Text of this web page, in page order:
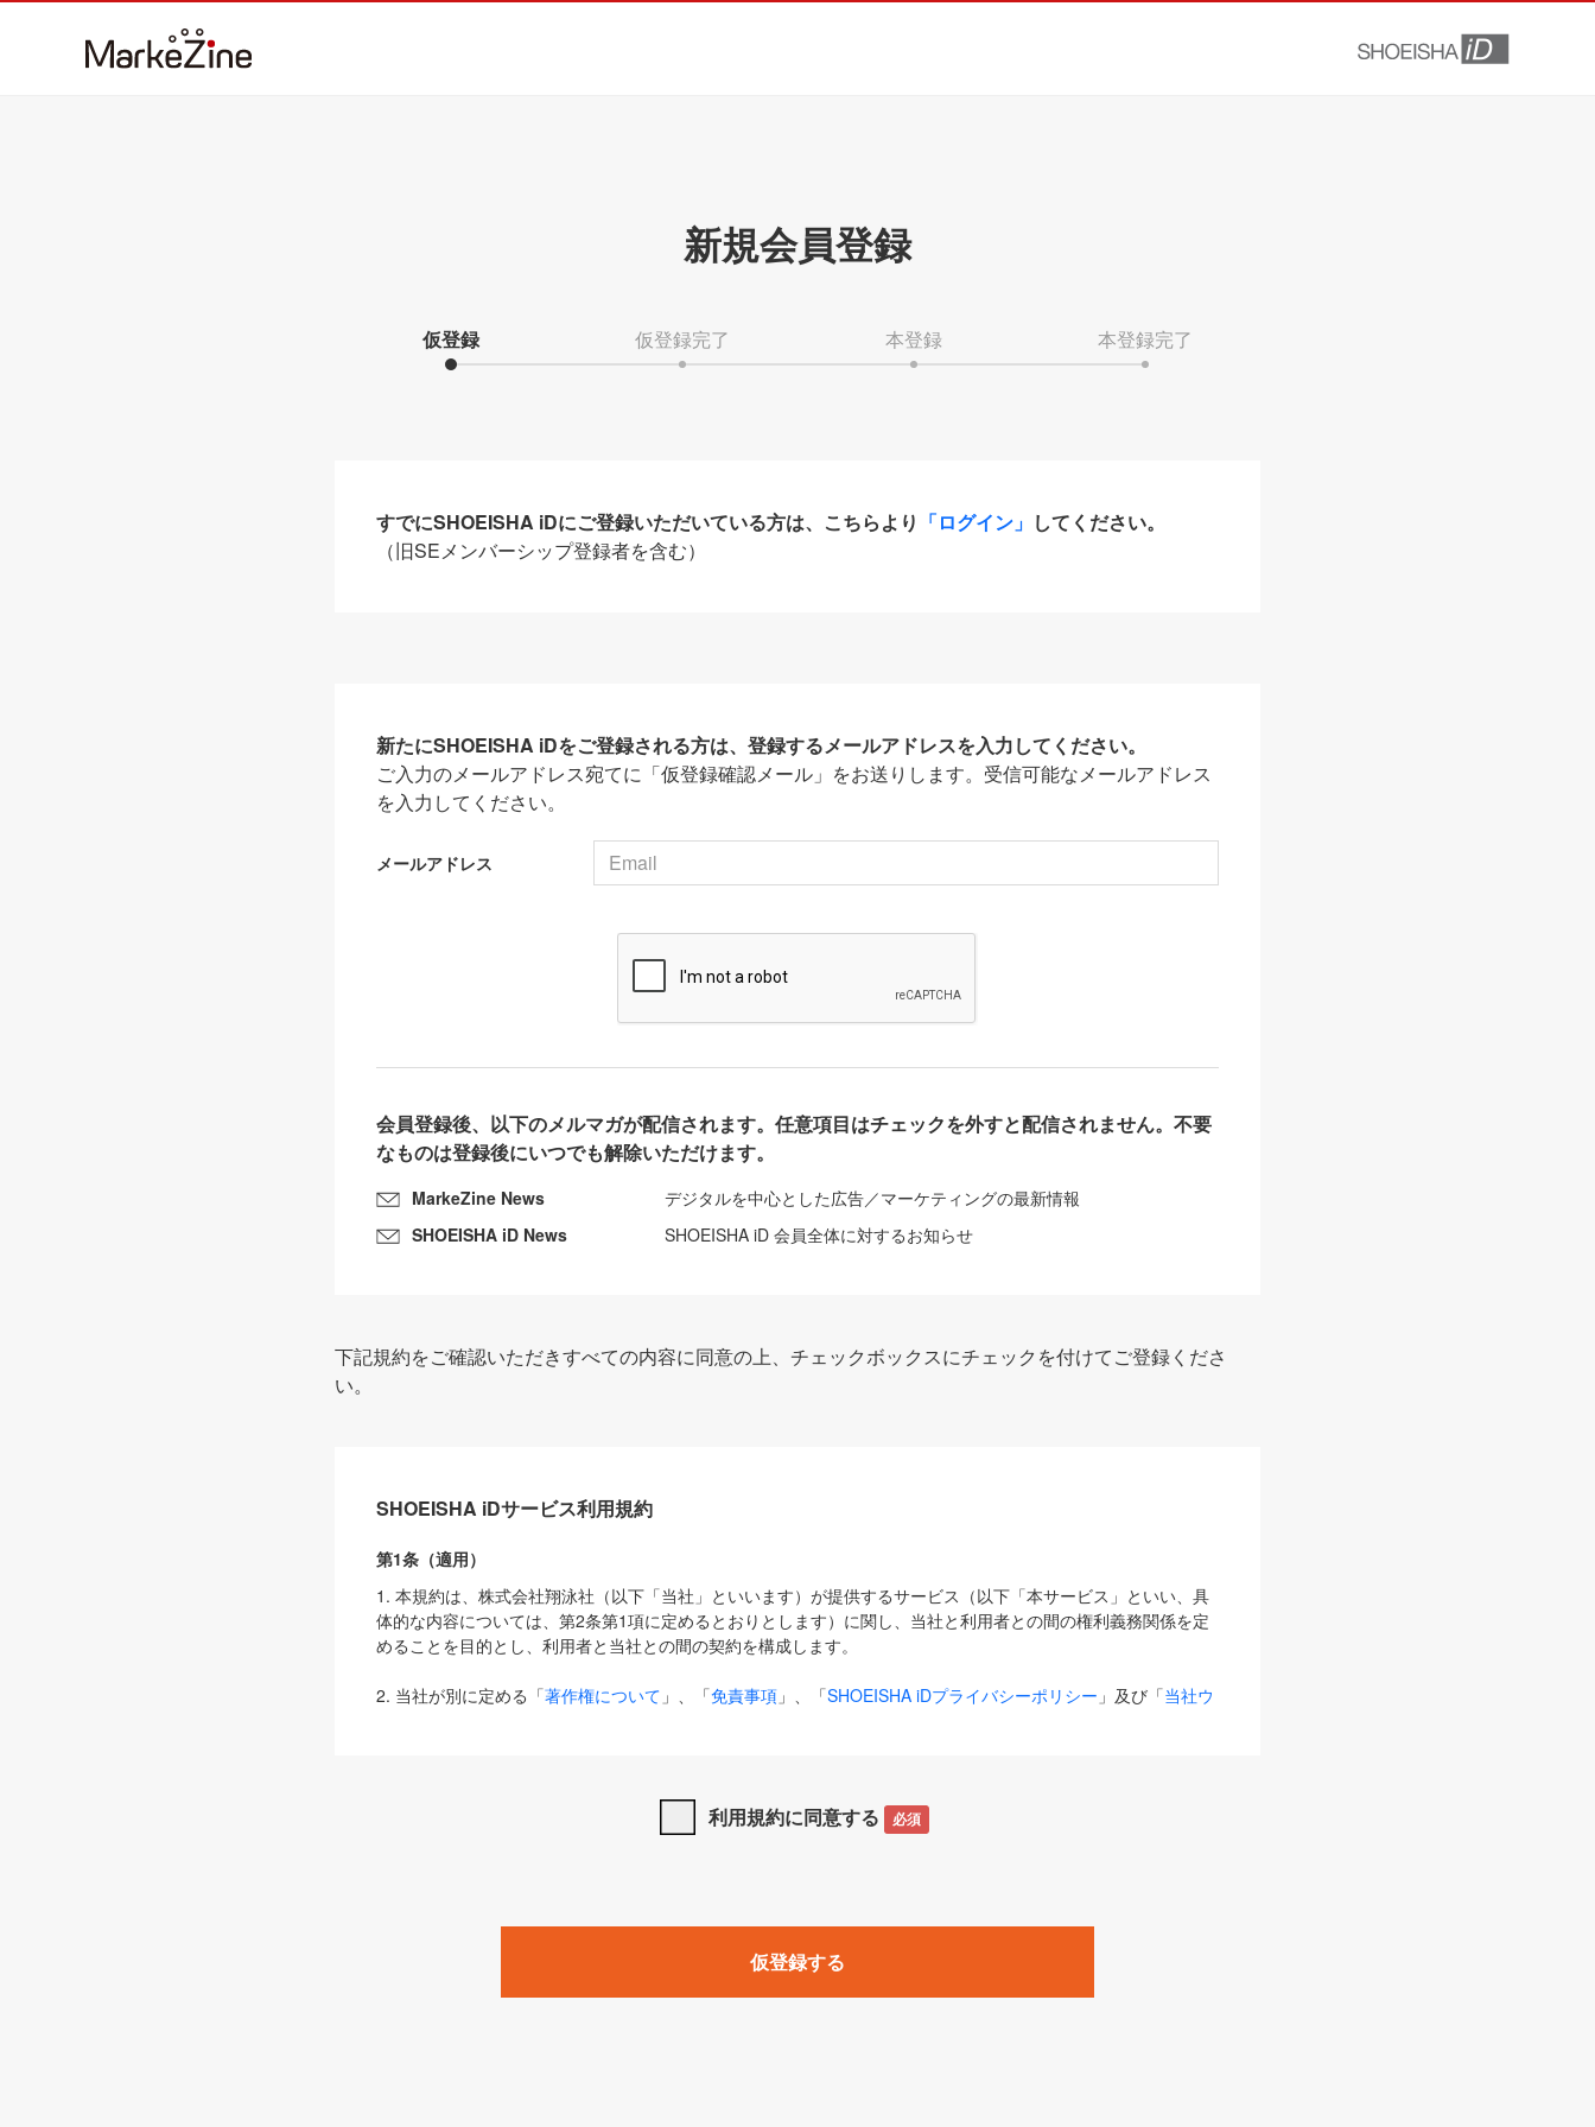
新規会員登録
仮登録 仮登録完了 本登録 本登録完了
すでにSHOEISHA iDにご登録いただいている方は、こちらより 「ログイン」 してください。
（旧SEメンバーシップ登録者を含む）
新たにSHOEISHA iDをご登録される方は、登録するメールアドレスを入力してください。
ご入力のメールアドレス宛てに「仮登録確認メール」をお送りします。受信可能なメールアドレス
を入力してください。
メールアドレス
会員登録後、以下のメルマガが配信されます。任意項目はチェックを外すと配信されません。不要
なものは登録後にいつでも解除いただけます。
MarkeZine News
デジタルを中心とした広告／マーケティングの最新情報
SHOEISHA iD News
SHOEISHA iD 会員全体に対するお知らせ
下記規約をご確認いただきすべての内容に同意の上、チェックボックスにチェックを付けてご登録くださ
い。
SHOEISHA iDサービス利用規約
第1条（適用）
1. 本規約は、株式会社翔泳社（以下「当社」といいます）が提供するサービス（以下「本サービス」といい、具
体的な内容については、第2条第1項に定めるとおりとします）に関し、当社と利用者との間の権利義務関係を定
めることを目的とし、利用者と当社との間の契約を構成します。
2. 当社が別に定める「著作権について 」、「免責事項 」、「SHOEISHA iDプライバシーポリシー 」及び「当社ウ
は、本規約の規定が優先して適用されるものとします。
1. 「本サービス」とは、当社が提供する以下のサービス（名称や内容が変更された場合、変更後のサービスを含
みます）及びこれらサービスに関連して当社が実施するイベントやキャンペーンをいいます。
「SEBook」「SEShop」「CodeZine」「MarkeZine」「EnterpriseZine」「ECzine」「Biz/Zine」「HRzine」
利用規約に同意する 必須
仮登録する